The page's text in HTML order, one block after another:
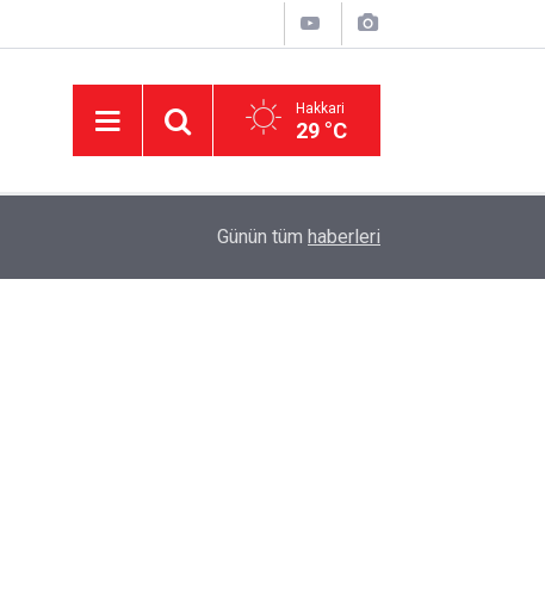
Hakkari
29 °C
'Çerçeve yasa' kanun teklifi Adalet
Günün tüm haberleri